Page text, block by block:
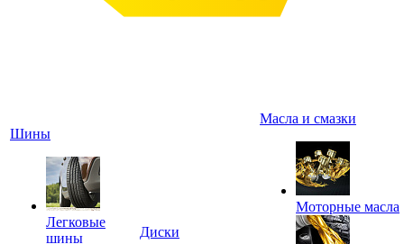
Шины
Легковые
шины
Диски
Масла и смазки
Моторные масла